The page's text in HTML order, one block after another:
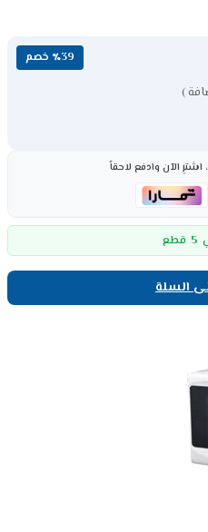
٪39 خصم
)
الآن وادفع لاحقاً
5 قطع
السلة